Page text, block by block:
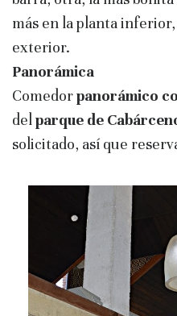
más en la planta
exterior.
Panorámica
Comedorpanorámico
delparque de
solicitado, así que